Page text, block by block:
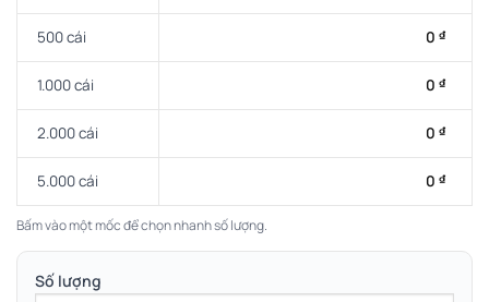
500 cái 0 ₫
1.000 cái 0 ₫
2.000 cái 0 ₫
5.000 cái 0 ₫
Bấm vào một mốc để chọn nhanh số lượng.
Số lượng